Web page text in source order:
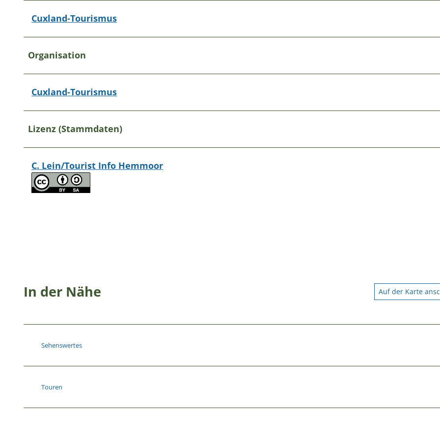
Cuxland-Tourismus
Organisation
Cuxland-Tourismus
Lizenz (Stammdaten)
C. Lein/Tourist Info Hemmoor
In der Nähe Auf der Karte
Sehenswertes
Touren